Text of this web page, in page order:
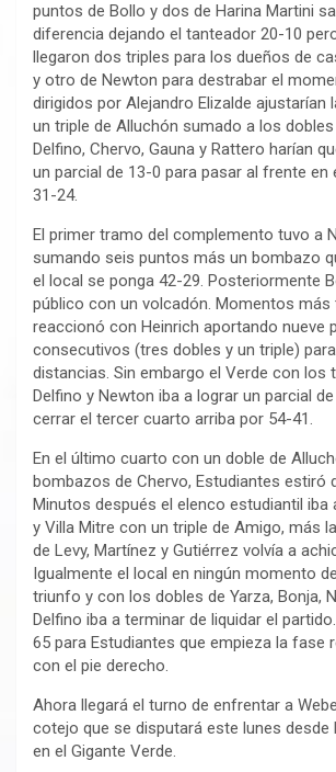
puntos de Bollo y dos de Harina Martini
diferencia dejando el tanteador 20-10
llegaron dos triples para los dueños de
y otro de Newton para destrabar el
dirigidos por Alejandro Elizalde ajustarían
un triple de Alluchón sumado a los dobles
Delfino, Chervo, Gauna y Rattero harían
un parcial de 13-0 para pasar al frente en
31-24.
El primer tramo del complemento tuvo a
sumando seis puntos más un bombazo
el local se ponga 42-29. Posteriormente
público con un volcadón. Momentos más
reaccionó con Heinrich aportando nueve
consecutivos (tres dobles y un triple)
distancias. Sin embargo el Verde con los
Delfino y Newton iba a lograr un parcial
cerrar el tercer cuarto arriba por 54-41.
En el último cuarto con un doble de
bombazos de Chervo, Estudiantes estiró
Minutos después el elenco estudiantil iba
y Villa Mitre con un triple de Amigo, más
de Levy, Martínez y Gutiérrez volvía a
Igualmente el local en ningún momento
triunfo y con los dobles de Yarza, Bonja,
Delfino iba a terminar de liquidar el
65 para Estudiantes que empieza la fase
con el pie derecho.
Ahora llegará el turno de enfrentar a
cotejo que se disputará este lunes desde
en el Gigante Verde.